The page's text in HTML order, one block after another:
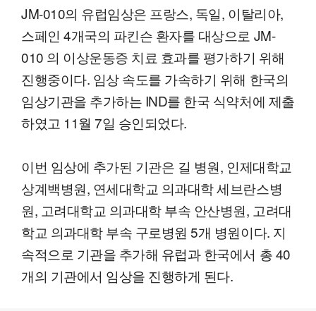
JM-010의 유럽임상은 프랑스, 독일, 이탈리아,
스페인 4개국의 파킨슨 환자를 대상으로 JM-
010 의 이상운동증 치료 효과를 평가하기 위해
진행중이다. 임상 속도를 가속하기 위해 한국의
임상기관을 추가하는 IND를 한국 식약처에 제출
하였고 11월 7일 승인되었다.
이번 임상에 추가된 기관은 길 병원, 인제대학교
상계백병원, 연세대학교 의과대학 세브란스병
원, 고려대학교 의과대학 부속 안산병원, 고려대
학교 의과대학 부속 구로병원 5개 병원이다. 지
속적으로 기관을 추가해 유럽과 한국에서 총 40
개의 기관에서 임상을 진행하게 된다.